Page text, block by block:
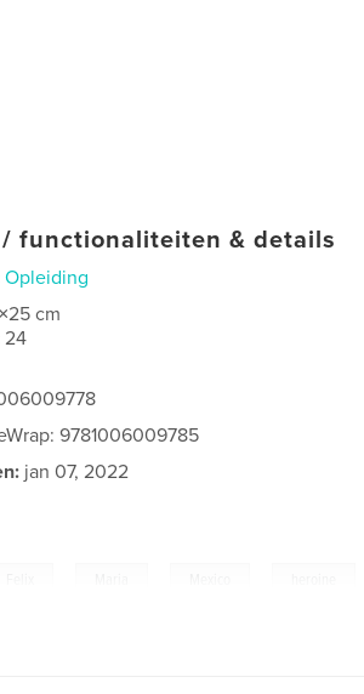
functionaliteiten & details
Opleiding
cm
24
9781006009785
jan 07, 2022